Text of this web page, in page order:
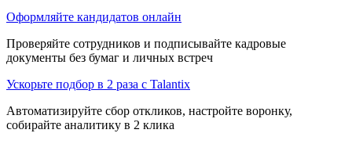
Оформляйте кандидатов онлайн
Проверяйте сотрудников и подписывайте кадровые
документы без бумаг и личных встреч
Ускорьте подбор в 2 раза с Talantix
Автоматизируйте сбор откликов, настройте воронку,
собирайте аналитику в 2 клика